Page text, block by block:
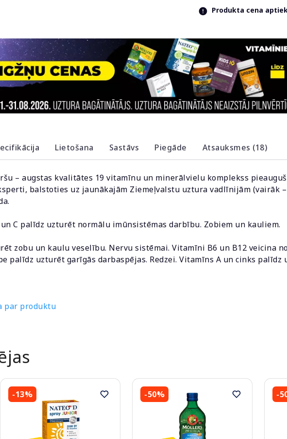
Produkta cena
Lietošana Sastāvs Piegāde Atsauksmes (18)
– augstas kvalitātes 19 vitamīnu un minerālvielu komplekss
balstoties uz jaunākajām Ziemeļvalstu uztura vadlīnijām (vairāk
C palīdz uzturēt normālu imūnsistēmas darbību. Zobiem un kauliem.
zobu un kaulu veselību. Nervu sistēmai. Vitamīni B6 un B12 veicina
palīdz uzturēt garīgās darbaspējas. Redzei. Vitamīns A un cinks palīdz
par produktu
-13% -50% -